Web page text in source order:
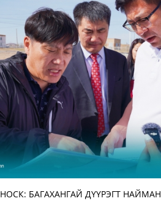
НОСК: БАГАХАНГАЙ ДҮҮРЭГТ НАЙМАН